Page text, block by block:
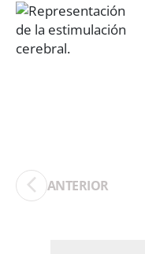
ANTERIOR